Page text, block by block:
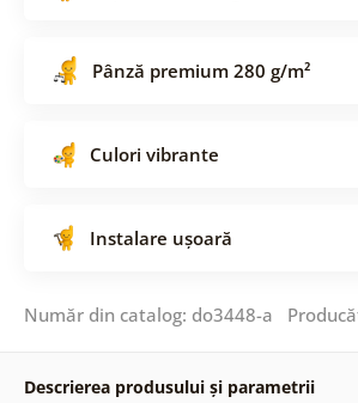
Pânză premium 280 g/m²
Culori vibrante
Instalare ușoară
Număr din catalog: do3448-a
Descrierea produsului și parametrii